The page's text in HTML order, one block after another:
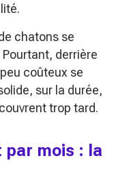
chatons se
derrière
coûteux se
sur la durée,
trop tard.
par mois : la